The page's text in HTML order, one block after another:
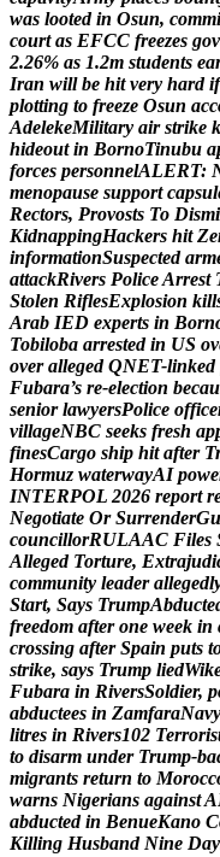
was looted in Osun, commi
court as EFCC freezes gov
2.26% as 1.2m students ea
Iran will be hit very hard if
plotting to freeze Osun acc
AdelekeMilitary air strike k
hideout in BornoTinubu a
forces personnelALERT:
menopause support capsul
Rectors, Provosts To Dismi
KidnappingHackers hit Ze
informationSuspected arm
attackRivers PoliceArrest
Stolen RiflesExplosion kill
Arab IED experts in Born
Tobiloba arrested in US ov
over alleged QNET-linked
Fubara’s re-election becau
senior lawyersPolice office
villageNBC seeks fresh ap
finesCargo ship hit after T
Hormuz waterwayAI powe
INTERPOL 2026 report r
Negotiate Or SurrenderGu
councillorRULAAC Files
Alleged Torture, Extrajudi
community leader allegedl
Start, Says TrumpAbducte
freedom after one week in
crossing after Spain puts t
strike, says Trump liedWik
Fubara in RiversSoldier, p
abductees in ZamfaraNavy
litres in Rivers102 Terroris
to disarm under Trump-ba
migrants return to Morocc
warns Nigerians againstA
abducted in BenueKano C
Killing Husband Nine Day